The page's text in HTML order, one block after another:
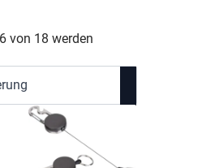
von 18 werden